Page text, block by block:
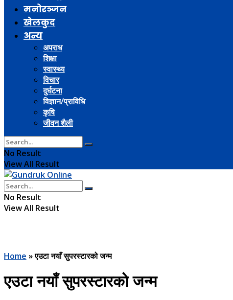
मनोरञ्जन
खेलकुद
अन्य
अपराध
शिक्षा
स्वास्थ्य
विचार
दुर्घटना
विज्ञान/प्राविधि
कृषि
जीवन शैली
No Result
View All Result
No Result
View All Result
Home »एउटा नयाँ सुपरस्टारको जन्म
एउटा नयाँ सुपरस्टारको जन्म